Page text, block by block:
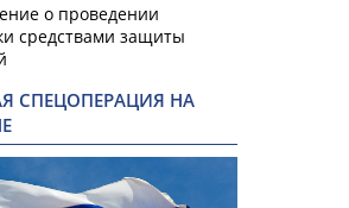
о проведении
средствами защиты
СПЕЦОПЕРАЦИЯ НА